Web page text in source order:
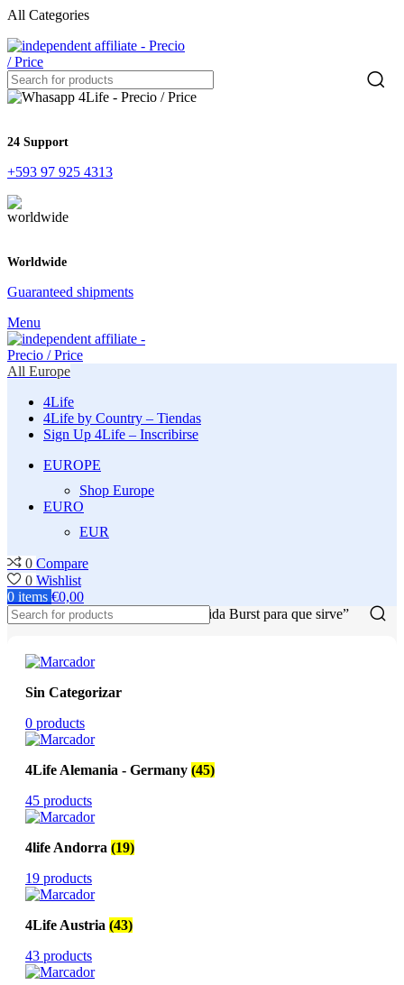
All Categories
24 Support
+593 97 925 4313
Worldwide
Guaranteed shipments
Menu
All Europe
4Life
4Life by Country – Tiendas
Sign Up 4Life – Inscribirse
EUROPE
Shop Europe
EURO
EUR
0 Compare
0 Wishlist
0 items €0,00
InicioProductos etiquetados “RioVida Burst para que sirve”
Sin Categorizar
0 products
4Life Alemania - Germany (45)
45 products
4life Andorra (19)
19 products
4Life Austria (43)
43 products